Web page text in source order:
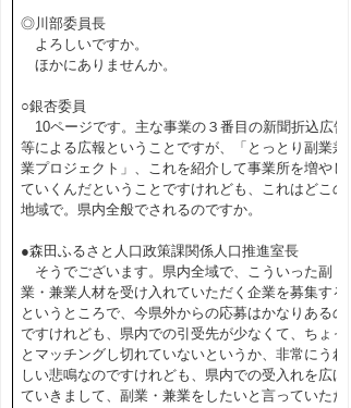
◎川部委員長
よろしいですか。
ほかにありませんか。
○銀杏委員
10ページです。主な事業の３番目の新聞折込広告
等による広報ということですが、「とっとり副業兼
業プロジェクト」、これを紹介して事業所を増やし
ていくんだということですけれども、これはどこの
地域で。県内全般でされるのですか。
●森田ふるさと人口政策課関係人口推進室長
そうでございます。県内全域で、こういった副
業・兼業人材を受け入れていただく企業を募集する
というところで、今県外からの応募はかなりあるの
ですけれども、県内での引受先が少なくて、ちょっ
とマッチングし切れていないというか、非常にうれ
しい悲鳴なのですけれども、県内での受入れを広げ
ていきまして、副業・兼業をしたいと言っていただ